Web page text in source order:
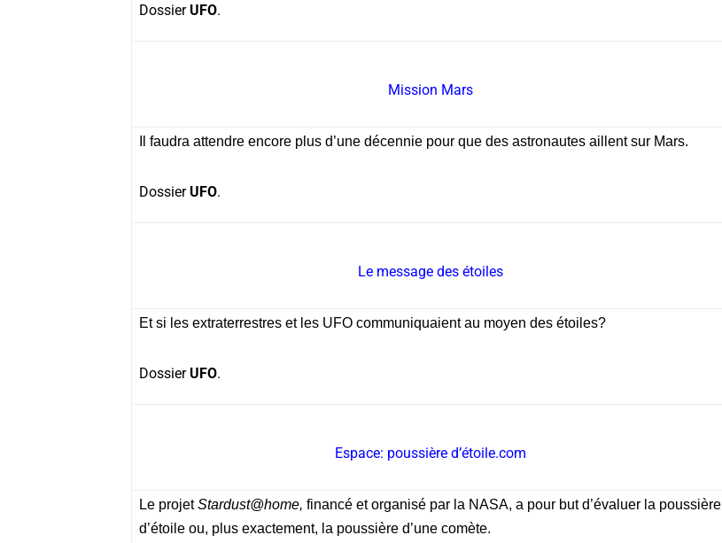
DossierUFO.
Mission Mars
Il faudra attendre encore plus d’une décennie pour que des astronautes aillent sur Mars.
DossierUFO.
Le message des étoiles
Et si les extraterrestres et les UFO communiquaient au moyen des étoiles?
DossierUFO.
Espace: poussière d’étoile.com
Le projetStardust@home, financé et organisé par la NASA, a pour but d’évaluer la poussière
d’étoile ou, plus exactement, la poussière d’une comète.